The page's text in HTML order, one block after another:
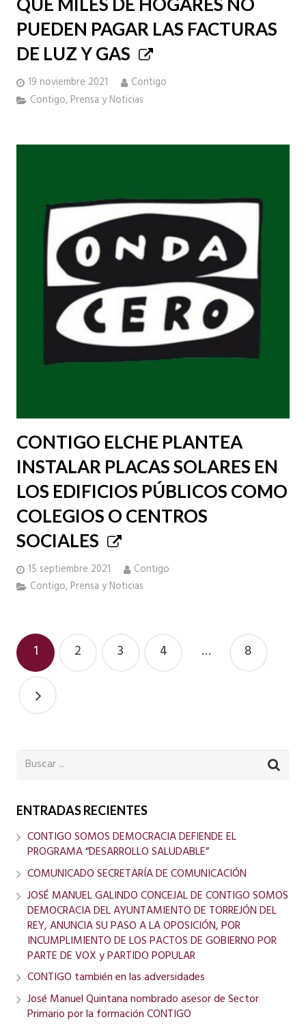
PUEDEN PAGAR LAS FACTURAS
DE LUZ Y GAS
19 noviembre 2021
Contigo
Contigo,Prensa y Noticias
CONTIGO ELCHE PLANTEA
INSTALAR PLACAS SOLARES EN
LOS EDIFICIOS PÚBLICOS COMO
COLEGIOS O CENTROS
SOCIALES
15 septiembre 2021
Contigo
Contigo,Prensa y Noticias
1 2 3 4 … 8
ENTRADAS RECIENTES
CONTIGO SOMOS DEMOCRACIA DEFIENDE EL
PROGRAMA “DESARROLLO SALUDABLE”
COMUNICADO SECRETARÍA DE COMUNICACIÓN
JOSÉ MANUEL GALINDO CONCEJAL DE CONTIGO SOMOS
DEMOCRACIA DEL AYUNTAMIENTO DE TORREJÓN DEL
REY, ANUNCIA SU PASO A LA OPOSICIÓN, POR
INCUMPLIMIENTO DE LOS PACTOS DE GOBIERNO POR
PARTE DE VOX y PARTIDO POPULAR
CONTIGO también en las adversidades
José Manuel Quintana nombrado asesor de Sector
Primario por la formación CONTIGO